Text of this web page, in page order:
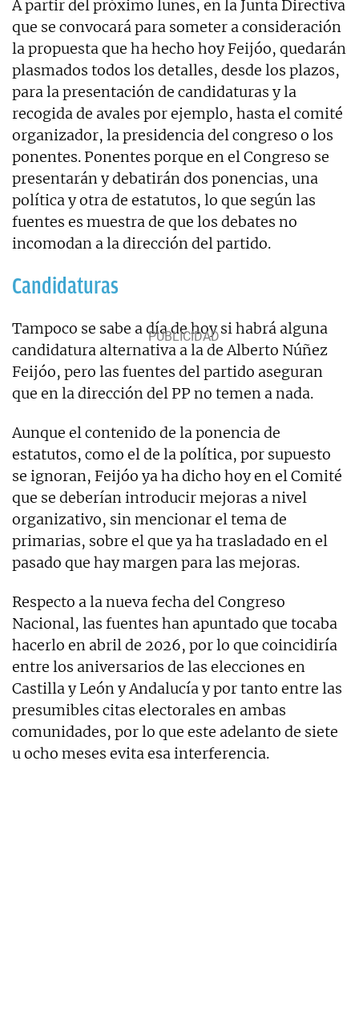
A partir del próximo lunes, en la Junta Directiva
que se convocará para someter a consideración
la propuesta que ha hecho hoy Feijóo, quedarán
plasmados todos los detalles, desde los plazos,
para la presentación de candidaturas y la
recogida de avales por ejemplo, hasta el comité
organizador, la presidencia del congreso o los
ponentes. Ponentes porque en el Congreso se
presentarán y debatirán dos ponencias, una
política y otra de estatutos, lo que según las
fuentes es muestra de que los debates no
incomodan a la dirección del partido.
Candidaturas
Tampoco se sabe a día de hoy si habrá alguna
candidatura alternativa a la de Alberto Núñez
Feijóo, pero las fuentes del partido aseguran
que en la dirección del PP no temen a nada.
Aunque el contenido de la ponencia de
estatutos, como el de la política, por supuesto
se ignoran, Feijóo ya ha dicho hoy en el Comité
que se deberían introducir mejoras a nivel
organizativo, sin mencionar el tema de
primarias, sobre el que ya ha trasladado en el
pasado que hay margen para las mejoras.
Respecto a la nueva fecha del Congreso
Nacional, las fuentes han apuntado que tocaba
hacerlo en abril de 2026, por lo que coincidiría
entre los aniversarios de las elecciones en
Castilla y León y Andalucía y por tanto entre las
presumibles citas electorales en ambas
comunidades, por lo que este adelanto de siete
u ocho meses evita esa interferencia.